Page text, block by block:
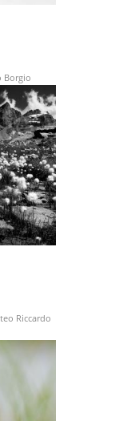
Borgio
Riccardo